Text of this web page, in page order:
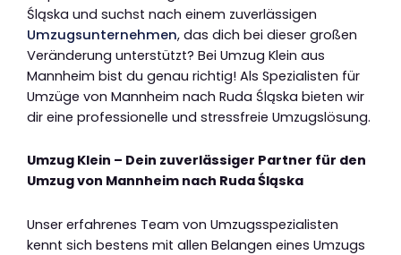
Śląska und suchst nach einem zuverlässigen
Umzugsunternehmen, das dich bei dieser großen
Veränderung unterstützt? Bei Umzug Klein aus
Mannheim bist du genau richtig! Als Spezialisten für
Umzüge von Mannheim nach Ruda Śląska bieten wir
dir eine professionelle und stressfreie Umzugslösung.
Umzug Klein – Dein zuverlässiger Partner für den
Umzug von Mannheim nach Ruda Śląska
Unser erfahrenes Team von Umzugsspezialisten
kennt sich bestens mit allen Belangen eines Umzugs